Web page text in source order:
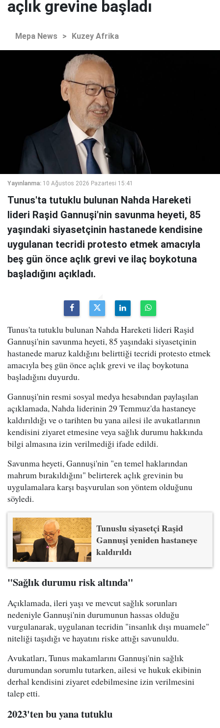
açlık grevine başladı
Mepa News > Kuzey Afrika
Yayınlanma: 10 Ağustos 2026 Pazartesi 15:41
Tunus'ta tutuklu bulunan Nahda Hareketi
lideri Raşid Gannuşi'nin savunma heyeti, 85
yaşındaki siyasetçinin hastanede kendisine
uygulanan tecridi protesto etmek amacıyla
beş gün önce açlık grevi ve ilaç boykotuna
başladığını açıkladı.
Tunus'ta tutuklu bulunan Nahda Hareketi lideri Raşid
Gannuşi'nin savunma heyeti, 85 yaşındaki siyasetçinin
hastanede maruz kaldığını belirttiği tecridi protesto etmek
amacıyla beş gün önce açlık grevi ve ilaç boykotuna
başladığını duyurdu.
Gannuşi'nin resmi sosyal medya hesabından paylaşılan
açıklamada, Nahda liderinin 29 Temmuz'da hastaneye
kaldırıldığı ve o tarihten bu yana ailesi ile avukatlarının
kendisini ziyaret etmesine veya sağlık durumu hakkında
bilgi almasına izin verilmediği ifade edildi.
Savunma heyeti, Gannuşi'nin "en temel haklarından
mahrum bırakıldığını" belirterek açlık grevinin bu
uygulamalara karşı başvurulan son yöntem olduğunu
söyledi.
Tunuslu siyasetçi Raşid
Gannuşi yeniden hastaneye
kaldırıldı
"Sağlık durumu risk altında"
Açıklamada, ileri yaşı ve mevcut sağlık sorunları
nedeniyle Gannuşi'nin durumunun hassas olduğu
vurgulanarak, uygulanan tecridin "insanlık dışı muamele"
niteliği taşıdığı ve hayatını riske attığı savunuldu.
Avukatları, Tunus makamlarını Gannuşi'nin sağlık
durumundan sorumlu tutarken, ailesi ve hukuk ekibinin
derhal kendisini ziyaret edebilmesine izin verilmesini
talep etti.
2023'ten bu yana tutuklu